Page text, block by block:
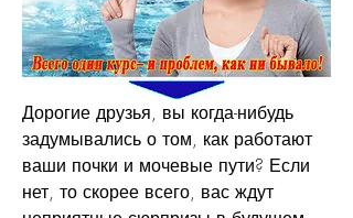
Дорогие друзья, вы когда-нибудь
задумывались о том, как работают
ваши почки и мочевые пути? Если
нет, то скорее всего, вас ждут